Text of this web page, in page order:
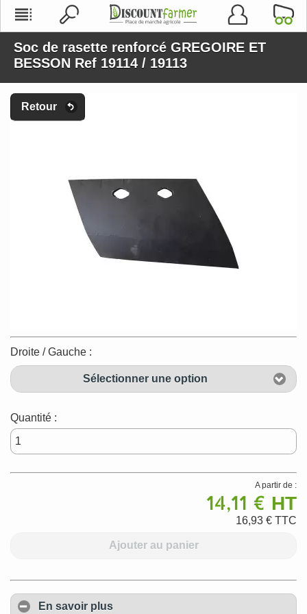
Soc de rasette renforcé GREGOIRE ET
BESSON Ref 19114 / 19113
Retour
Droite / Gauche :
Sélectionner une option
Quantité :
A partir de :
14,11 € HT
16,93 € TTC
Ajouter au panier
En savoir plus